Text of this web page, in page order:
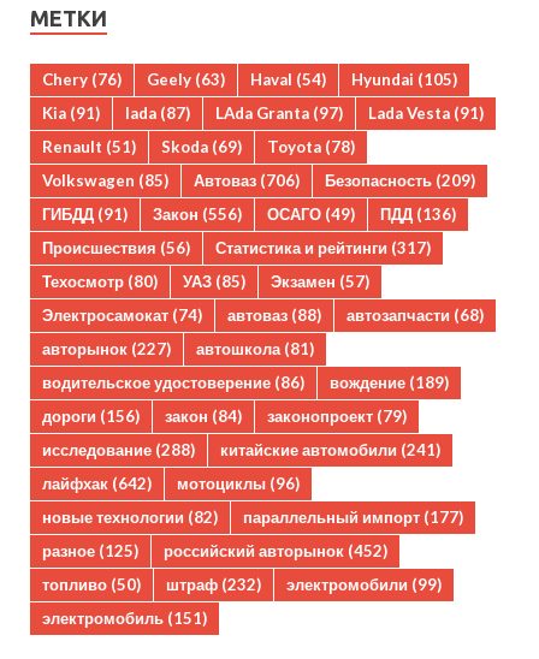
МЕТКИ
Chery (76) Geely (63) Haval (54) Hyundai (105)
Kia (91) lada (87) LAda Granta (97) Lada Vesta (91)
Renault (51) Skoda (69) Toyota (78)
Volkswagen (85) Автоваз (706) Безопасность (209)
ГИБДД (91) Закон (556) ОСАГО (49) ПДД (136)
Происшествия (56) Статистика и рейтинги (317)
Техосмотр (80) УАЗ (85) Экзамен (57)
Электросамокат (74) автоваз (88) автозапчасти (68)
авторынок (227) автошкола(81)
водительское удостоверение (86) вождение (189)
дороги (156) закон (84) законопроект (79)
исследование (288) китайские автомобили (241)
лайфхак (642) мотоциклы (96)
новые технологии (82) параллельный импорт (177)
разное (125) российский авторынок (452)
топливо (50) штраф (232) электромобили (99)
электромобиль (151)